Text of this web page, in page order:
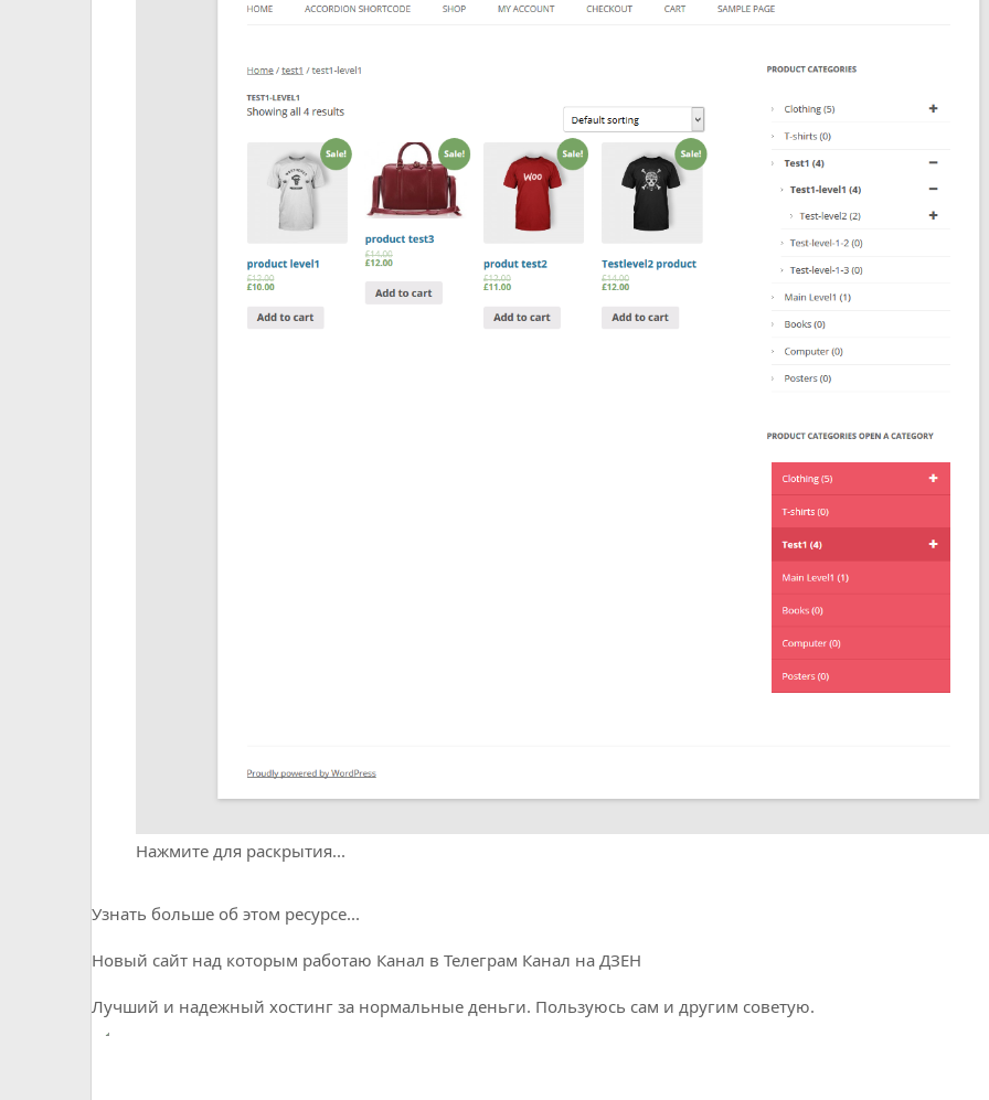
Нажмите для раскрытия...
Узнать больше об этом ресурсе...
Новый сайт над которым работаю Канал в Телеграм Канал на ДЗЕН
Лучший и надежный хостинг за нормальные деньги. Пользуюсь сам и другим советую.